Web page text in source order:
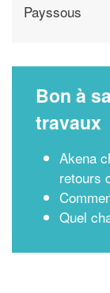
Payssous
Bon à
travaux
Akena
retours
Quel